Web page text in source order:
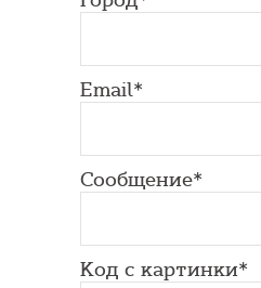
Email*
Сообщение*
Код с картинки*